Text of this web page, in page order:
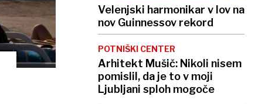
Velenjski harmonikar v lov na
nov Guinnessov rekord
POTNIŠKI CENTER
Arhitekt Mušič: Nikoli nisem
pomislil, da je to v moji
Ljubljani sploh mogoče